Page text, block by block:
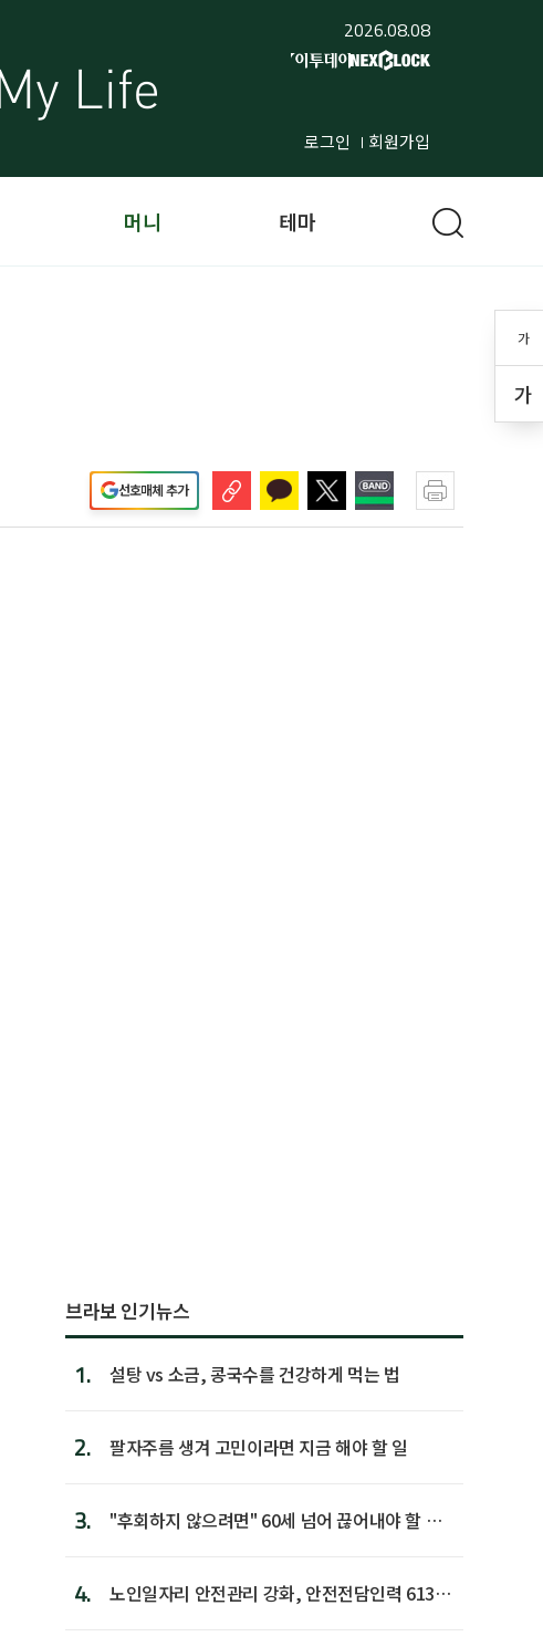
2026.08.08
로그인 회원가입
가
가
머니 테마
선호매체 추가
브라보 인기뉴스
1. 설탕 vs 소금, 콩국수를 건강하게 먹는 법
2. 팔자주름 생겨 고민이라면 지금 해야 할 일
3.
"후회하지 않으려면" 60세 넘어 끊어내야 할 사
4.
노인일자리 안전관리 강화, 안전전담인력 613명